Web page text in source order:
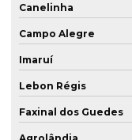
Canelinha
Campo Alegre
Imaruí
Lebon Régis
Faxinal dos Guedes